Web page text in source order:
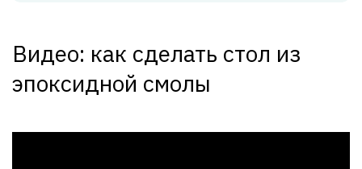
Видео: как сделать стол из
эпоксидной смолы